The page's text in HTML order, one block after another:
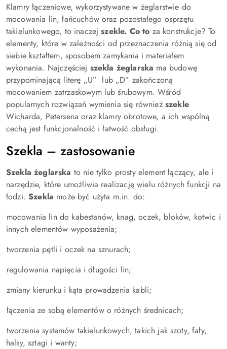
Klamry łączeniowe, wykorzystywane w żeglarstwie do
mocowania lin, łańcuchów oraz pozostałego osprzętu
takielunkowego, to inaczejszekle. Co to za konstrukcje? To
elementy, które w zależności od przeznaczenia różnią się od
siebie kształtem, sposobem zamykania i materiałem
wykonania. Najczęściej szekla żeglarska ma budowę
przypominającą literę „U” lub „D” zakończoną
mocowaniem zatrzaskowym lub śrubowym. Wśród
popularnych rozwiązań wymienia się również szekle
Wicharda, Petersena oraz klamry obrotowe, a ich wspólną
cechą jest funkcjonalność i łatwość obsługi.
Szekla – zastosowanie
Szekla żeglarska to nie tylko prosty element łączący, ale i
narzędzie, które umożliwia realizację wielu różnych funkcji na
łodzi.Szekla może być użyta m.in. do:
mocowania lin do kabestanów, knag, oczek, bloków, kotwic i
innych elementów wyposażenia;
tworzenia pętli i oczek na sznurach;
regulowania napięcia i długości lin;
zmiany kierunku i kąta prowadzenia kabli;
łączenia ze sobą elementów o różnych średnicach;
tworzenia systemów takielunkowych, takich jak szoty, fały,
halsy, sztagi i wanty;